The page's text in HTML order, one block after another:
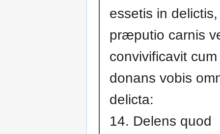
essetis in
præputio carnis
convivificavit
donans vobis
delicta:
14. Delens quod